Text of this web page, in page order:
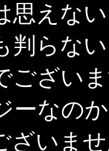
思えな
判らな
ござい
ーなの
ざいま